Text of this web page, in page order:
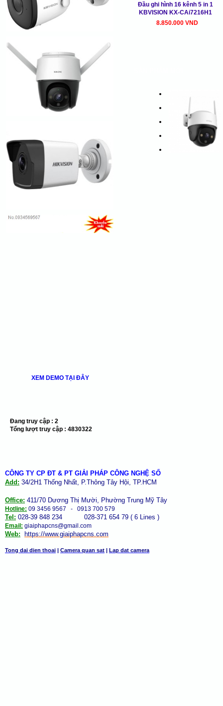
XEM DEMO TẠI ĐÂY
Đang truy cập : 2
Tổng lượt truy cập : 4830322
Đầu ghi hình 16 kênh 5 in 1
KBVISION KX-CAi7216H1
8.850.000 VND
CÔNG TY CP ĐT & PT GIẢI PHÁP CÔNG NGHỆ SỐ
Add: 34/2H1 Thống Nhất, P.Thông Tây Hội, TP.HCM
Office: 411/70 Dương Thị Mười, Phường Trung Mỹ Tây
Hotline: 09 3456 9567 - 0913 700 579
Tel: 028-39 848 234 028-371 654 79 ( 6 Lines )
Email: giaiphapcns@gmail.com
Web: https://www.giaiphapcns.com
Tong dai dien thoai | Camera quan sat | Lap dat camera